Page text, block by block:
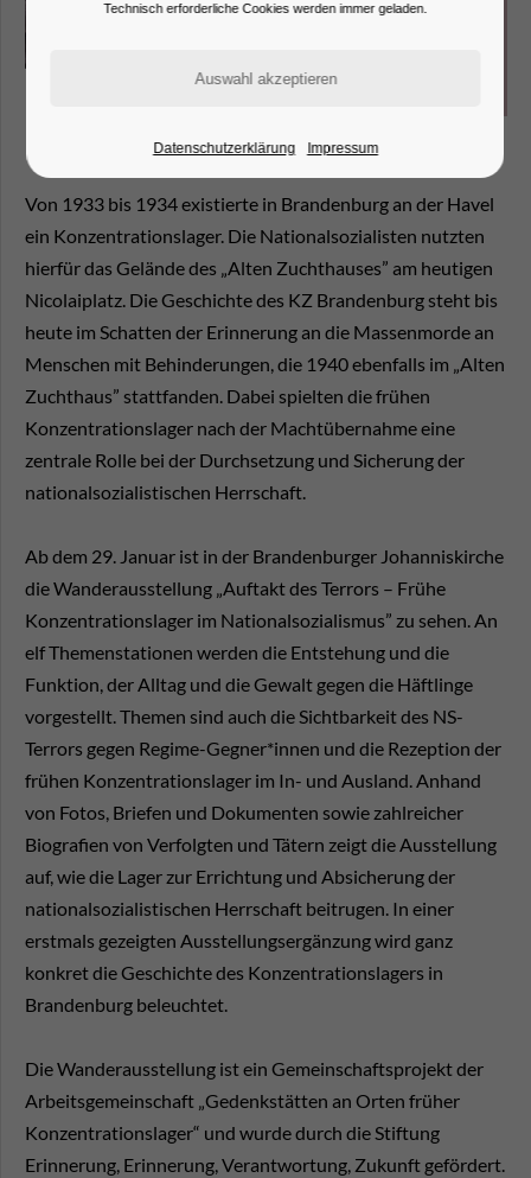
Von 1933 bis 1934 existierte in Brandenburg an der Havel
ein Konzentrationslager. Die Nationalsozialisten nutzten
hierfür das Gelände des „Alten Zuchthauses” am heutigen
Nicolaiplatz. Die Geschichte des KZ Brandenburg steht bis
heute im Schatten der Erinnerung an die Massenmorde an
Menschen mit Behinderungen, die 1940 ebenfalls im „Alten
Zuchthaus” stattfanden. Dabei spielten die frühen
Konzentrationslager nach der Machtübernahme eine
zentrale Rolle bei der Durchsetzung und Sicherung der
nationalsozialistischen Herrschaft.
Ab dem 29. Januar ist in der Brandenburger Johanniskirche
die Wanderausstellung „Auftakt des Terrors – Frühe
Konzentrationslager im Nationalsozialismus” zu sehen. An
elf Themenstationen werden die Entstehung und die
Funktion, der Alltag und die Gewalt gegen die Häftlinge
vorgestellt. Themen sind auch die Sichtbarkeit des NS-
Terrors gegen Regime-Gegner*innen und die Rezeption der
frühen Konzentrationslager im In- und Ausland. Anhand
von Fotos, Briefen und Dokumenten sowie zahlreicher
Biografien von Verfolgten und Tätern zeigt die Ausstellung
auf, wie die Lager zur Errichtung und Absicherung der
nationalsozialistischen Herrschaft beitrugen. In einer
erstmals gezeigten Ausstellungsergänzung wird ganz
konkret die Geschichte des Konzentrationslagers in
Brandenburg beleuchtet.
Die Wanderausstellung ist ein Gemeinschaftsprojekt der
Arbeitsgemeinschaft „Gedenkstätten an Orten früher
Konzentrationslager“ und wurde durch die Stiftung
Erinnerung, Erinnerung, Verantwortung, Zukunft gefördert.
Technisch erforderliche Cookies werden immer geladen.
Datenschutzerklärung Impressum